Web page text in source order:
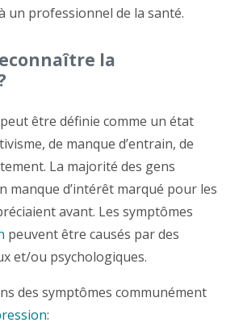
un professionnel de la santé.
la
peut être définie comme un état
de manque d’entrain, de
La majorité des gens
manque d’intérêt marqué pour les
avant. Les symptômes
peuvent être causés par des
et/ou psychologiques.
des symptômes communément
: